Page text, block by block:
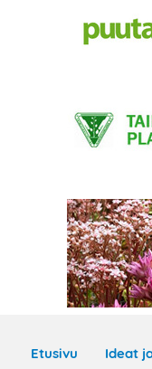
Etusivu Ideat